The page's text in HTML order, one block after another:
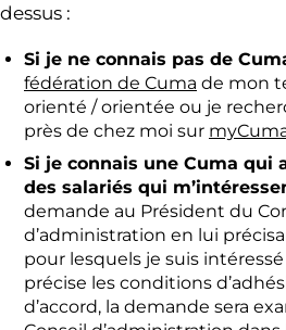
dessus :
Si je ne connais pas de
fédération de Cuma de mon
orienté / orientée ou je
près de chez moi sur
Si je connais une Cuma qui
des salariés qui
demande au Président du
d’administration en lui
pour lesquels je suis
précise les conditions
d’accord, la demande sera